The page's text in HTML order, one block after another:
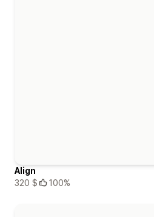
Align
320 $
100%